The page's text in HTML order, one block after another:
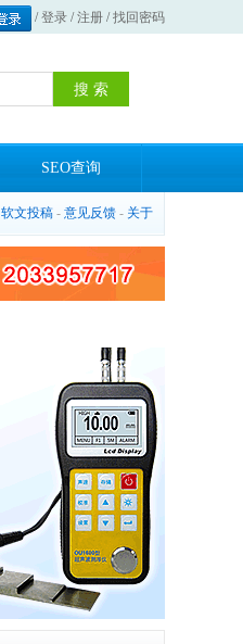
/登录 /注册 /找回密码
SEO查询
软文投稿 - 意见反馈 - 关于